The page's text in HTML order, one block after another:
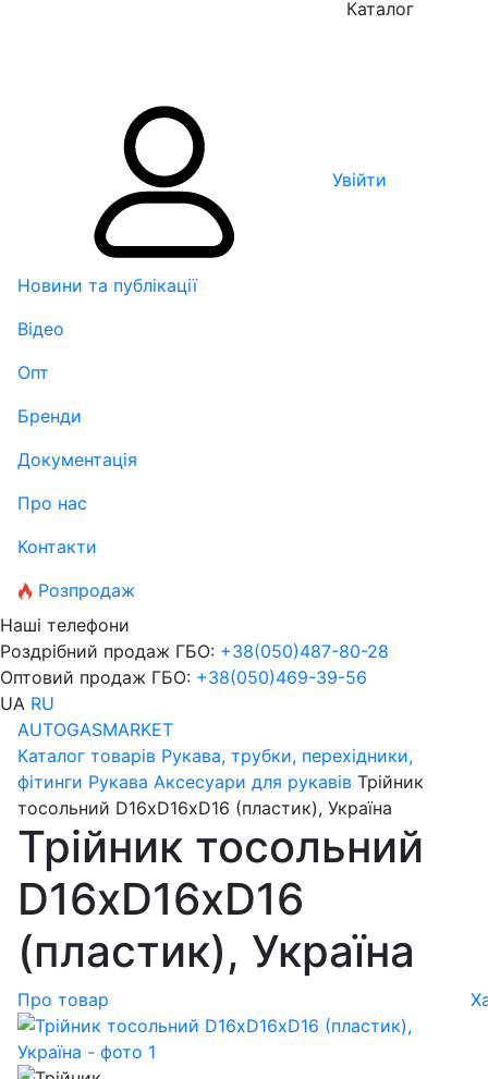
Каталог
Увійти
Новини та публікації
Відео
Опт
Бренди
Документація
Про нас
Контакти
Розпродаж
Наші телефони
Роздрібний продаж ГБО: +38(050)487-80-28
Оптовий продаж ГБО: +38(050)469-39-56
UA RU
AUTOGASMARKET
Каталог товарів Рукава, трубки, перехідники,
фітинги Рукава Аксесуари для рукавів Трійник
тосольний D16хD16хD16 (пластик), Україна
Трійник тосольний
D16хD16хD16
(пластик), Україна
Про товар